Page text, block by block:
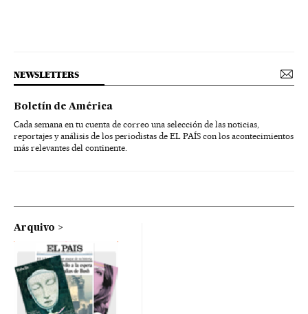
NEWSLETTERS
Boletín de América
Cada semana en tu cuenta de correo una selección de las noticias,
reportajes y análisis de los periodistas de EL PAÍS con los acontecimientos
más relevantes del continente.
Arquivo